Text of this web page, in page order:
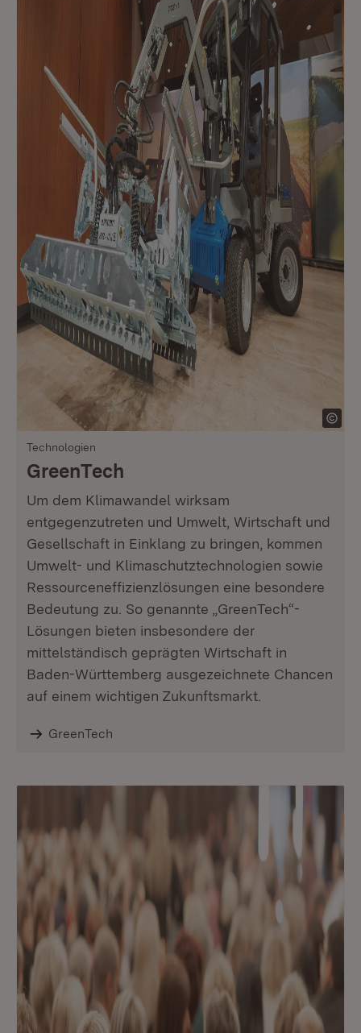
Technologien
GreenTech
Um dem Klimawandel wirksam
entgegenzutreten und Umwelt, Wirtschaft und
Gesellschaft in Einklang zu bringen, kommen
Umwelt- und Klimaschutztechnologien sowie
Ressourceneffizienzlösungen eine besondere
Bedeutung zu. So genannte „GreenTech“-
Lösungen bieten insbesondere der
mittelständisch geprägten Wirtschaft in
Baden-Württemberg ausgezeichnete Chancen
auf einem wichtigen Zukunftsmarkt.
GreenTech